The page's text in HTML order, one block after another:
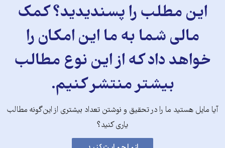
این مطلب را پسندیدید؟ کمک
مالی شما به ما این امکان را
خواهد داد که از این نوع مطالب
بیشتر منتشر کنیم.
آیا مایل هستید ما را در تحقیق و نوشتن تعداد بیشتری از این‌گونه مطالب
یاری کنید؟